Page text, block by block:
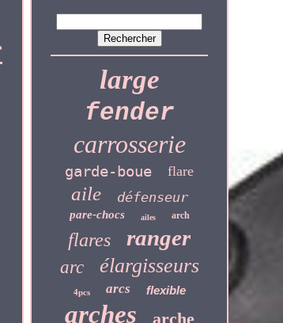
large
fender
carrosserie
garde-boue flare
aile défenseur
pare-chocs ailes arch
flares ranger
arc élargisseurs
4pcs arcs flexible
arches arche